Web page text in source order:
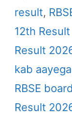
result,
12th
Result
kab aayega
RBSE
Result